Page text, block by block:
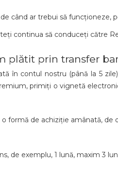
când ar trebui să funcționeze,
continua să conduceți către
plătit prin transfer
în contul nostru (până la 5
primiți o vignetă
formă de achiziție amânată, de
de exemplu, 1 lună, maxim 3